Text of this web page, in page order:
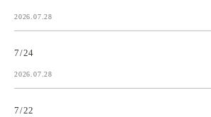
2026.07.28
7/24
2026.07.28
7/22